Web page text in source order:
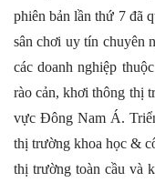
phiên bản lần thứ 7 đã
sân chơi uy tín chuyên
các doanh nghiệp
rào cản, khơi thông thị
vực Đông Nam Á.
thị trường khoa học &